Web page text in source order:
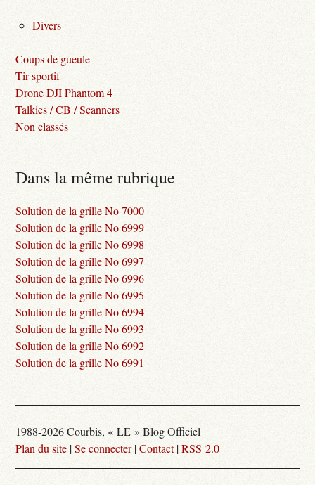
Divers
Coups de gueule
Tir sportif
Drone DJI Phantom 4
Talkies / CB / Scanners
Non classés
Dans la même rubrique
Solution de la grille No 7000
Solution de la grille No 6999
Solution de la grille No 6998
Solution de la grille No 6997
Solution de la grille No 6996
Solution de la grille No 6995
Solution de la grille No 6994
Solution de la grille No 6993
Solution de la grille No 6992
Solution de la grille No 6991
1988-2026 Courbis, « LE » Blog Officiel
Plan du site |Se connecter|Contact|RSS 2.0